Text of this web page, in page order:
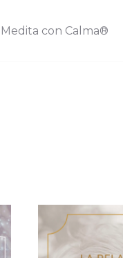
Medita con Calma®